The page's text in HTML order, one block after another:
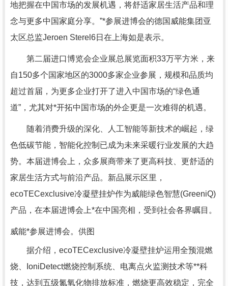
地把握在中国市场的发展机遇，将舒适家居生活产品和理
念与更多中国家庭分享。”*参展进博会的德国威能集团亚
太区总监Jeroen Sterel6日在上海如是表示。
第二届进口博览会企业展总展览面积33万平方米，来
自150多个国家地区的3000多家企业参展，规模和品质均
超过首届，为更多企业打开了进入中国市场的“绿色通
道”，尤其对*开拓中国市场的外企更是一次难得的机遇。
随着消费升级的深化、人工智能等新技术的崛起，绿
色低碳节能，智能化控制已成为未来采暖行业发展的大趋
势。本届进博会上，众多展商带来了更高科技、更舒适的
家居生活方式与前沿产品。新品展示区里，
ecoTECexclusive冷凝壁挂炉作为威能绿色智慧(GreeniQ)
产品，在本届进博会上*在中国亮相，受到社会各界瞩目。
威能*参展进博会。供图
据介绍，ecoTECexclusive冷凝壁挂炉运用全预混燃
烧、IoniDetect燃烧控制系统、电离点火监测技术等**科
技，达到五级氮氧化物排放标准，燃烧更高效稳定，完全